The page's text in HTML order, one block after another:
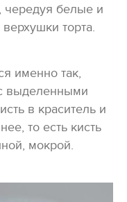
чередуя белые и
торта.
именно так,
выделенными
в краситель и
то есть кисть
мокрой.